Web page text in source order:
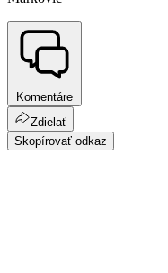
Komentáre
Zdielať
Skopírovať odkaz